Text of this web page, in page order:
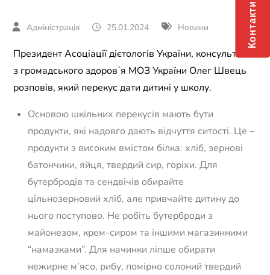
25.01.2024 Новини
Президент Асоціації дієтологів України, консультант
з громадського здоровʼя МОЗ України Олег Швець
розповів, який перекус дати дитині у школу.
Основою шкільних перекусів мають бути
продукти, які надовго дають відчуття ситості. Це –
продукти з високим вмістом білка: хліб, зернові
батончики, яйця, твердий сир, горіхи. Для
бутербродів та сендвічів обирайте
цільнозерновий хліб, але привчайте дитину до
нього поступово. Не робіть бутерброди з
майонезом, крем-сиром та іншими магазинними
“намазками”. Для начинки ліпше обирати
нежирне м’ясо, рибу, помірно солоний твердий
Контакти